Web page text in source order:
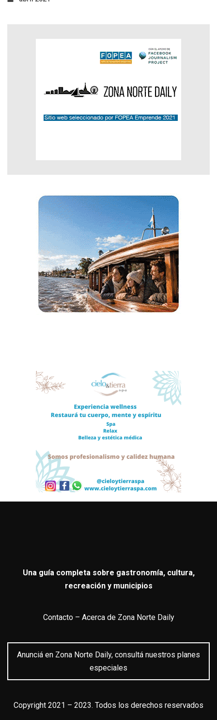
Una guía completa sobre gastronomía, cultura,
recreación y municipios
Contacto– Acerca de Zona Norte Daily
Anunciá en Zona Norte Daily, consultá nuestros planes
especiales
Copyright 2021 – 2023. Todos los derechos reservados